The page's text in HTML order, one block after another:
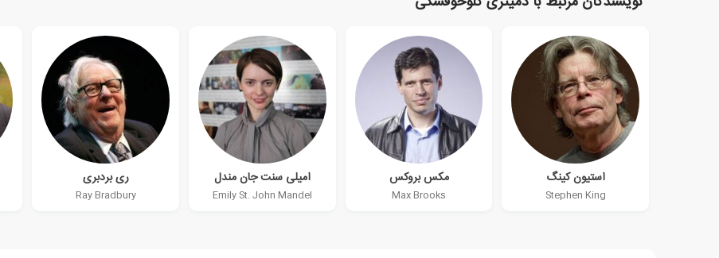
استیون کینگ
Stephen King
مکس بروکس
Max Brooks
امیلی سنت جان مندل
Emily St. John Mandel
ری بردبری
Ray Bradbury